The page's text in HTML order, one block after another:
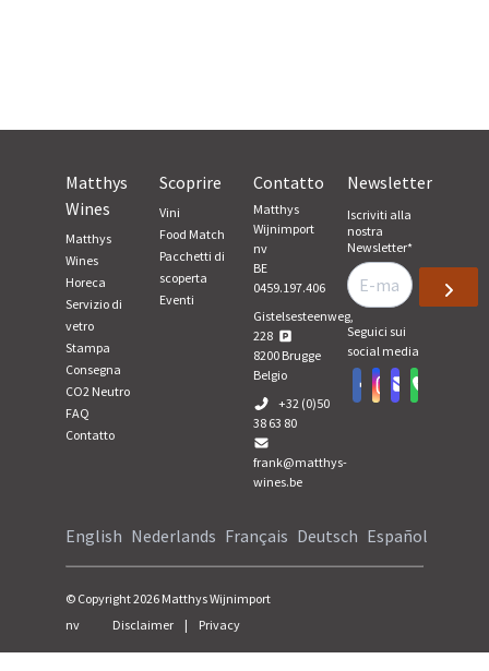
Matthys
Wines
Matthys
Wines
Horeca
Servizio di
vetro
Stampa
Consegna
CO2 Neutro
FAQ
Contatto
Scoprire
Vini
Food Match
Pacchetti di
scoperta
Eventi
Contatto
Matthys
Wijnimport
nv
BE
0459.197.406
Gistelsesteenweg,
228
8200 Brugge
Belgio
+32 (0)50
38 63 80
frank@matthys-
wines.be
Newsletter
Iscriviti alla
nostra
Newsletter*
Seguici sui
social media
English Nederlands Français Deutsch Español
© Copyright2026 Matthys Wijnimport
nv
Disclaimer | Privacy